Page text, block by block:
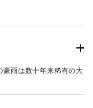
雨は数十年来稀有の大